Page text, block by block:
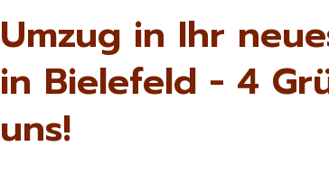
Umzug in Ihr
in Bielefeld - 4
uns!